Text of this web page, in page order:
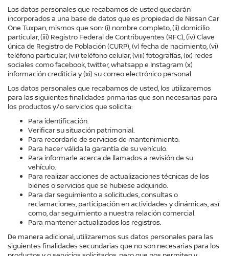
Los datos personales que recabamos de usted quedarán
incorporados a una base de datos que es propiedad de Nissan Car
One Tuxpan, mismos que son: (i) nombre completo, (ii) domicilio
particular, (iii) Registro Federal de Contribuyentes (RFC), (iv) Clave
única de Registro de Población (CURP), (v) fecha de nacimiento, (vi)
teléfono particular, (vii) teléfono celular, (viii) fotografías, (ix) redes
sociales como facebook, twitter, whatsapp e Instagram (x)
información crediticia y (xi) su correo electrónico personal.
Los datos personales que recabamos de usted, los utilizaremos
para las siguientes finalidades primarias que son necesarias para
los productos y/o servicios que solicita:
Para identificación.
Verificar su situación patrimonial.
Para recordarle de servicios de mantenimiento.
Para hacer válida la garantía de su vehículo.
Para informarle acerca de llamados a revisión de su
vehículo.
Para realizar acciones de actualizaciones técnicas de los
bienes o servicios que se hubiese adquirido.
Para dar seguimiento a solicitudes, consultas o
reclamaciones, participación en actividades y dinámicas, así
como, dar seguimiento a nuestra relación comercial.
Para mantener actualizados los registros.
De manera adicional, utilizaremos sus datos personales para las
siguientes finalidades secundarias que no son necesarias para los